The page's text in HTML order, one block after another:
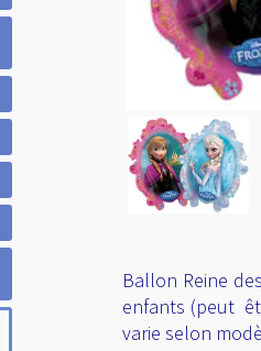
Ballon Reine
enfants (peut
varie selon